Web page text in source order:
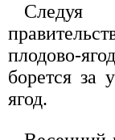
Следуя
плодово-
борется за
ягод.